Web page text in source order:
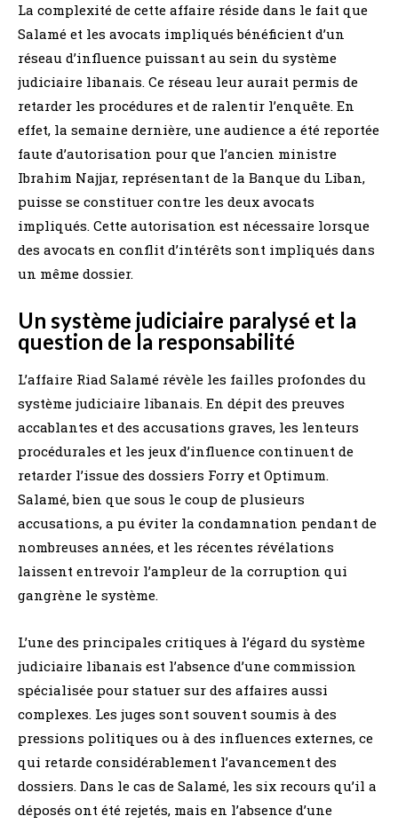
La complexité de cette affaire réside dans le fait que
Salamé et les avocats impliqués bénéficient d’un
réseau d’influence puissant au sein du système
judiciaire libanais. Ce réseau leur aurait permis de
retarder les procédures et de ralentir l’enquête. En
effet, la semaine dernière, une audience a été reportée
faute d’autorisation pour que l’ancien ministre
Ibrahim Najjar, représentant de la Banque du Liban,
puisse se constituer contre les deux avocats
impliqués. Cette autorisation est nécessaire lorsque
des avocats en conflit d’intérêts sont impliqués dans
un même dossier.
Un système judiciaire paralysé et la
question de la responsabilité
L’affaire Riad Salamé révèle les failles profondes du
système judiciaire libanais. En dépit des preuves
accablantes et des accusations graves, les lenteurs
procédurales et les jeux d’influence continuent de
retarder l’issue des dossiers Forry et Optimum.
Salamé, bien que sous le coup de plusieurs
accusations, a pu éviter la condamnation pendant de
nombreuses années, et les récentes révélations
laissent entrevoir l’ampleur de la corruption qui
gangrène le système.
L’une des principales critiques à l’égard du système
judiciaire libanais est l’absence d’une commission
spécialisée pour statuer sur des affaires aussi
complexes. Les juges sont souvent soumis à des
pressions politiques ou à des influences externes, ce
qui retarde considérablement l’avancement des
dossiers. Dans le cas de Salamé, les six recours qu’il a
déposés ont été rejetés, mais en l’absence d’une